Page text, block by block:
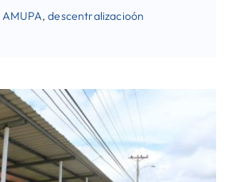
AMUPA,descentralizacioón